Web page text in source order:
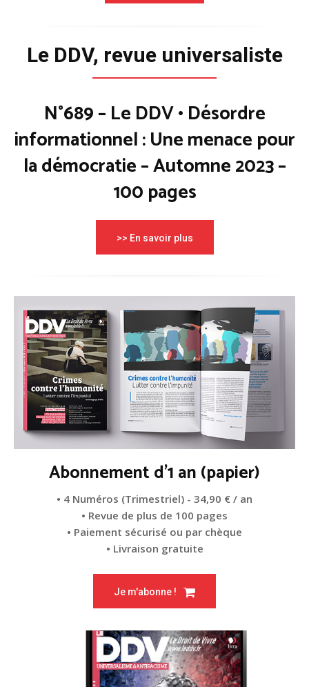
Le DDV, revue universaliste
N°689 – Le DDV • Désordre
informationnel : Une menace pour
la démocratie – Automne 2023 –
100 pages
>> En savoir plus
Abonnement d'1 an (papier)
• 4 Numéros (Trimestriel) - 34,90 € / an
• Revue de plus de 100 pages
• Paiement sécurisé ou par chèque
• Livraison gratuite
Je m'abonne !